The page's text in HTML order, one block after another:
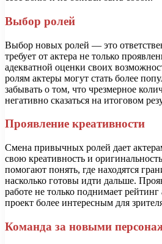
Выбор ролей
Выбор новых ролей — это
требует от актера не только
адекватной оценки своих
ролям актеры могут стать более
забывать о том, что чрезмерное
негативно сказаться на итоговом
Проявление креативности
Смена привычных ролей дает
свою креативность и
помогают понять, где находятся
насколько готовы идти дальше.
работе не только поднимает рейтинг
проект более интересным для
Команда за новыми